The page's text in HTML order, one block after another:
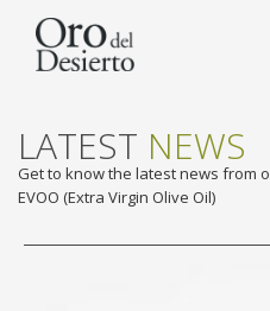
LATEST NEWS
Get to know the latest news from
EVOO (Extra Virgin Olive Oil)